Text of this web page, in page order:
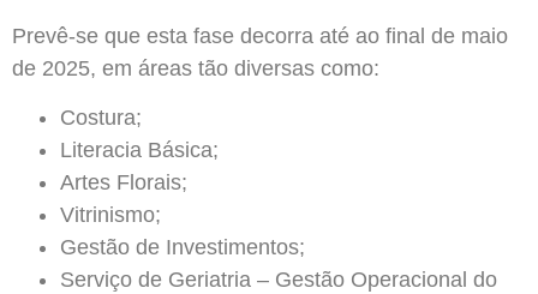
Prevê-se que esta fase decorra até ao final de maio
de 2025, em áreas tão diversas como:
Costura;
Literacia Básica;
Artes Florais;
Vitrinismo;
Gestão de Investimentos;
Serviço de Geriatria – Gestão Operacional do